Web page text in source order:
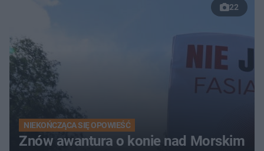
22
NIEKOŃCZĄCA SIĘ OPOWIEŚĆ
Znów awantura o konie nad Morskim